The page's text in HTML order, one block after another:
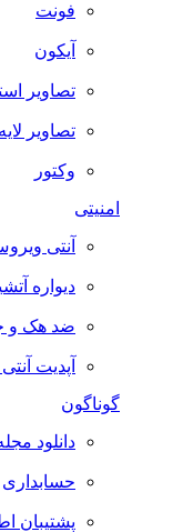
فونت
آیکون
تصاویر
تصاویر
وکتور
امنیتی
آنتی
دیواره
ضد هک و
آپدیت
گوناگون
دانلود
حسابداری
پشتیبان